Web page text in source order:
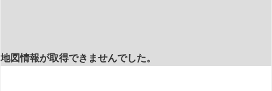
地図情報が取得できませんでした。